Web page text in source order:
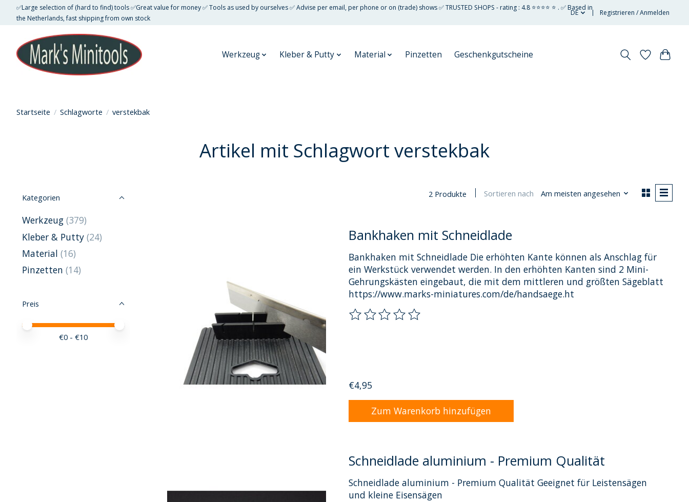
✅Large selection of (hard to find) tools ✅Great value for money ✅ Tools as used by ourselves ✅ Advise per email, per phone or on (trade) shows ✅ TRUSTED SHOPS - rating : 4.8 ⭐⭐⭐⭐ ⭐ . ✅ Based in
the Netherlands, fast shipping from own stock
DE Registrieren / Anmelden
Werkzeug Kleber & Putty Material Pinzetten Geschenkgutscheine
Startseite / Schlagworte / verstekbak
Artikel mit Schlagwort verstekbak
Kategorien
Werkzeug (379)
Kleber & Putty (24)
Material (16)
Pinzetten (14)
Preis
Preis – Mindestwert
Price maximum value
€0 - €10
2 Produkte Sortieren nach Am meisten angesehen
Bankhaken mit Schneidlade
Bankhaken mit Schneidlade Die erhöhten Kante können als Anschlag für
ein Werkstück verwendet werden. In den erhöhten Kanten sind 2 Mini-
Gehrungskästen eingebaut, die mit dem mittleren und größten Sägeblatt
https://www.marks-miniatures.com/de/handsaege.ht
Die Bewertung dieses Produkts ist
€4,95
Zum Warenkorb hinzufügen
Schneidlade aluminium - Premium Qualität
Schneidlade aluminium - Premium Qualität Geeignet für Leistensägen
und kleine Eisensägen